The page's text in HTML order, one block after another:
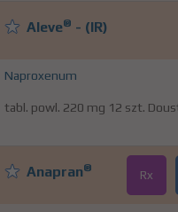
Aleve® - (IR)
Naproxenum
tabl. powl. 220 mg 12 szt.
Anapran® Rx